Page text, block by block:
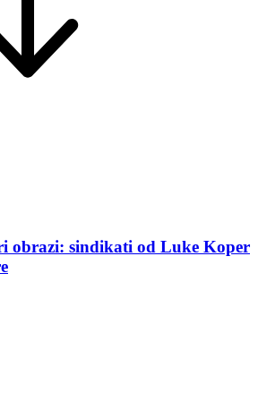
obrazi: sindikati od Luke Koper